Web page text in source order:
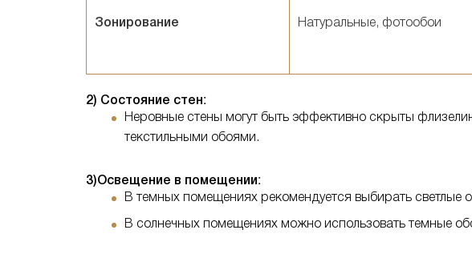
Зонирование Натуральные, фотообои
2) Состояние стен:
Неровные стены могут быть эффективно скрыты
текстильными обоями.
3)Освещение в помещении:
В темных помещениях рекомендуется выбирать светлые
В солнечных помещениях можно использовать темные